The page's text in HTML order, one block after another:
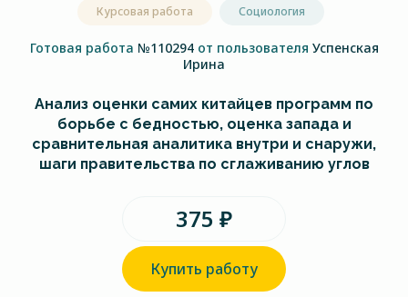
Курсовая работа Социология
Готовая работа №110294 от пользователя Успенская
Ирина
Анализ оценки самих китайцев программ по
борьбе с бедностью, оценка запада и
сравнительная аналитика внутри и снаружи,
шаги правительства по сглаживанию углов
375 ₽
Купить работу